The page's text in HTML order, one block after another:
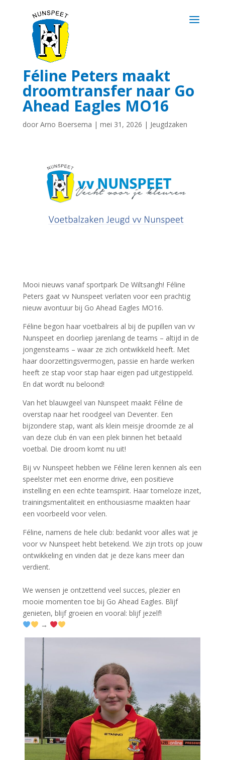
Féline Peters maakt
droomtransfer naar Go
Ahead Eagles MO16
door Arno Boersema | mei 31, 2026 | Jeugdzaken
Mooi nieuws vanaf sportpark De Wiltsangh! Féline
Peters gaat vv Nunspeet verlaten voor een prachtig
nieuw avontuur bij Go Ahead Eagles MO16.
Féline begon haar voetbalreis al bij de pupillen van vv
Nunspeet en doorliep jarenlang de teams – altijd in de
jongensteams – waar ze zich ontwikkeld heeft. Met
haar doorzettingsvermogen, passie en harde werken
heeft ze stap voor stap haar eigen pad uitgestippeld.
En dat wordt nu beloond!
Van het blauwgeel van Nunspeet maakt Féline de
overstap naar het roodgeel van Deventer. Een
bijzondere stap, want als klein meisje droomde ze al
van deze club én van een plek binnen het betaald
voetbal. Die droom komt nu uit!
Bij vv Nunspeet hebben we Féline leren kennen als een
speelster met een enorme drive, een positieve
instelling en een echte teamspirit. Haar tomeloze inzet,
trainingsmentaliteit en enthousiasme maakten haar
een voorbeeld voor velen.
Féline, namens de hele club: bedankt voor alles wat je
voor vv Nunspeet hebt betekend. We zijn trots op jouw
ontwikkeling en vinden dat je deze kans meer dan
verdient.
We wensen je ontzettend veel succes, plezier en
mooie momenten toe bij Go Ahead Eagles. Blijf
genieten, blijf groeien en vooral: blijf jezelf!
→